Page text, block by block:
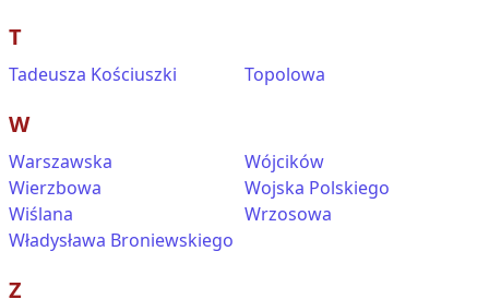
T
Tadeusza Kościuszki Topolowa
W
Warszawska
Wierzbowa
Wiślana
Władysława Broniewskiego
Wójcików
Wojska Polskiego
Wrzosowa
Z